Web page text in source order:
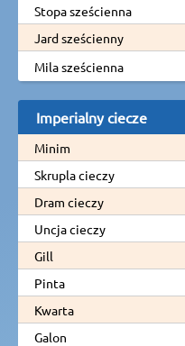
Stopa sześcienna
Jard sześcienny
Mila sześcienna
Imperialny ciecze
Minim
Skrupla cieczy
Dram cieczy
Uncja cieczy
Gill
Pinta
Kwarta
Galon